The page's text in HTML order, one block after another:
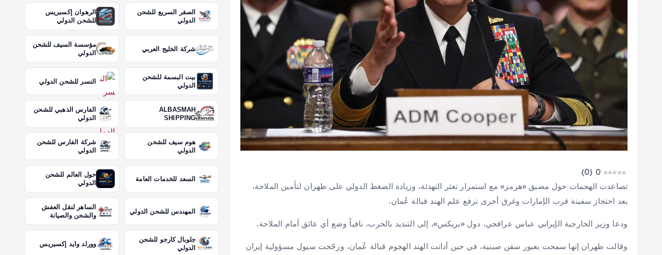
0
(
0
)
تصاعدت الهجمات حول مضيق «هرمز» مع استمرار تعثر التهدئة، وزيادة الضغط الدولي على طهران لتأمين الملاحة،
بعد احتجاز سفينة قرب الإمارات وغرق أخرى ترفع علم الهند قبالة عُمان.
ودعا وزير الخارجية الإيراني عباس عراقجي، دول «بريكس»، إلى التنديد بالحرب، نافياً وضع أي عائق أمام الملاحة.
وقالت طهران إنها سمحت بعبور سفن صينية، في حين أدانت الهند الهجوم قبالة عُمان، ورجّحت سيول مسؤولية إيران
الصقر السريع للشحن
الدولي
الرهوان إكسبريس
للشحن الدولي
شركة الخليج العربي
مؤسسة السيف للشحن
الدولي
بيت البسمة للشحن
الدولي
النسر للشحن الدولي
ALBASMAH
SHIPPING
الفارس الذهبي للشحن
الدولي
هوم سيف للشحن
الدولي
شركة الفارس للشحن
الدولي
السعد للخدمات العامة
حول العالم للشحن
الدولي
المهندس للشحن الدولي
الساهر لنقل العفش
والشحن والصيانة
جلوبال كارجو للشحن
الدولي
وورلد وايد إكسبريس